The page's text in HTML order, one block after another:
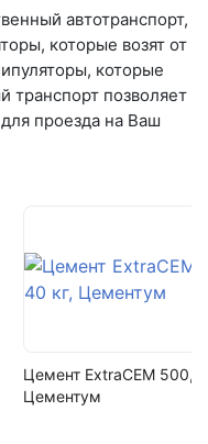
помещение Н8
автотранспорт,
которые возят от
которые
транспорт позволяет
проезда на Ваш
Цемент ExtraCEM 500,
Цементум